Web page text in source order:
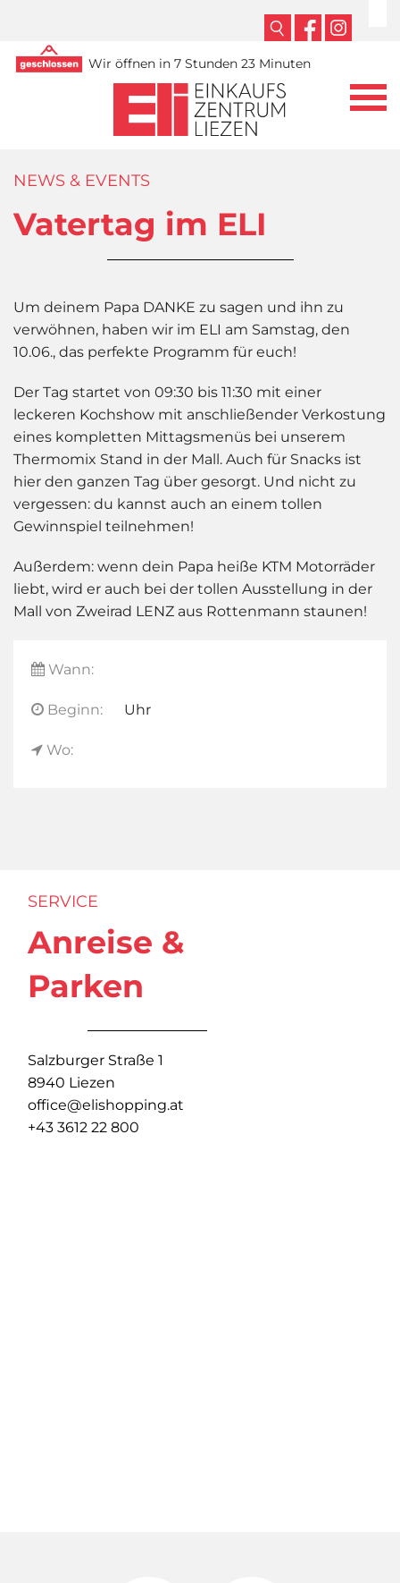
Wir öffnen in 7 Stunden 23 Minuten
NEWS & EVENTS
Vatertag im ELI
Um deinem Papa DANKE zu sagen und ihn zu
verwöhnen, haben wir im ELI am Samstag, den
10.06., das perfekte Programm für euch!
Der Tag startet von 09:30 bis 11:30 mit einer
leckeren Kochshow mit anschließender Verkostung
eines kompletten Mittagsmenüs bei unserem
Thermomix Stand in der Mall. Auch für Snacks ist
hier den ganzen Tag über gesorgt. Und nicht zu
vergessen: du kannst auch an einem tollen
Gewinnspiel teilnehmen!
Außerdem: wenn dein Papa heiße KTM Motorräder
liebt, wird er auch bei der tollen Ausstellung in der
Mall von Zweirad LENZ aus Rottenmann staunen!
Wann:
Beginn: Uhr
Wo:
SERVICE
Anreise &
Parken
Salzburger Straße 1
8940 Liezen
office@elishopping.at
+43 3612 22 800